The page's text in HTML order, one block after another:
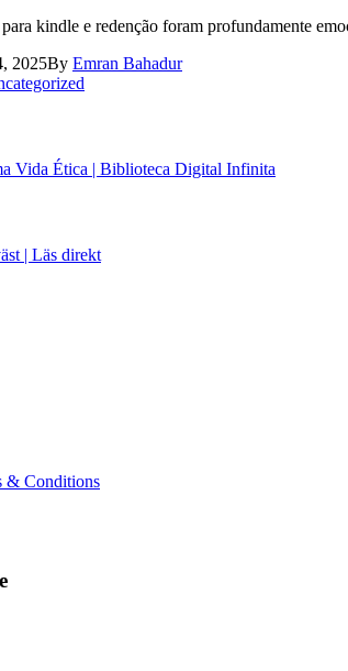
kindle e redenção foram profundamente
2025By Emran Bahadur
Vida Ética | Biblioteca Digital Infinita
| Läs direkt
& Conditions